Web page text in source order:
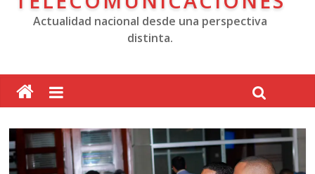
Actualidad nacional desde una perspectiva
distinta.